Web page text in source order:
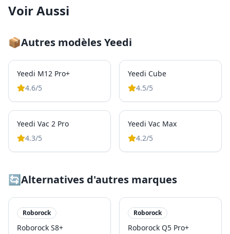
Voir Aussi
📦Autres modèlesYeedi
Yeedi M12 Pro+
4.6/5
Yeedi Cube
4.5/5
Yeedi Vac 2 Pro
4.3/5
Yeedi Vac Max
4.2/5
🔄Alternatives d'autres marques
Roborock
Roborock S8+
Roborock
Roborock Q5 Pro+